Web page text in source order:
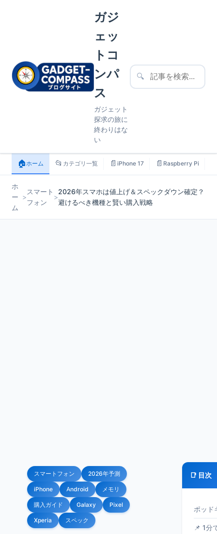
ガジ
ェッ
トコ
ンパ
ス
ガジェット
探求の旅に
終わりはな
い
🔍
🏠ホーム 📂 カテゴリ一覧 📄 iPhone 17 📄 Raspberry Pi
ホ
ー
ム
>
スマート
フォン
>
2026年スマホは値上げ＆スペックダウン確定？
避けるべき機種と賢い購入戦略
スマートフォン 2026年予測
iPhone Android メモリ
購入ガイド Galaxy Pixel
Xperia スペック
📑 目次
ポッド
📌 1分